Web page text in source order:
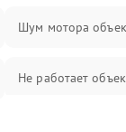
Шум мотора
Не работает